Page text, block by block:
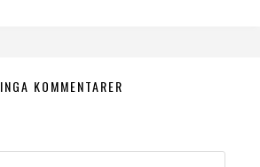
INGA KOMMENTARER